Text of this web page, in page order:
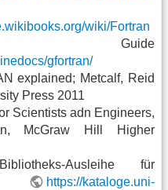
wiki/Fortran
Guide
gfortran/
explained; Metcalf, Reid
Press 2011
Scientists adn Engineers,
McGraw Hill Higher
Ausleihe für
https://kataloge.uni-